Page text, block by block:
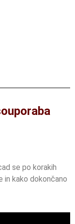
se po korakih
in kako dokončano